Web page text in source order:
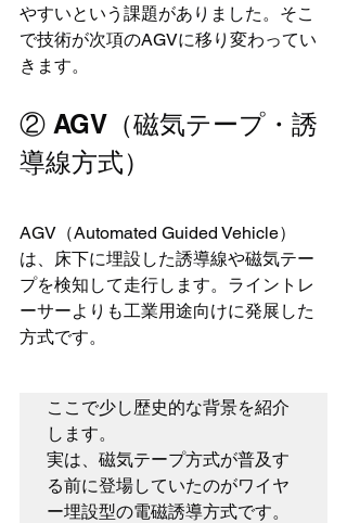
やすいという課題がありました。そこ
で技術が次項のAGVに移り変わってい
きます。
② AGV（磁気テープ・誘
導線方式）
AGV（Automated Guided Vehicle）
は、床下に埋設した誘導線や磁気テー
プを検知して走行します。ライントレ
ーサーよりも工業用途向けに発展した
方式です。
ここで少し歴史的な背景を紹介
します。
実は、磁気テープ方式が普及す
る前に登場していたのがワイヤ
ー埋設型の電磁誘導方式です。